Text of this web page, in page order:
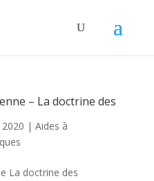
– La doctrine des
| Aides à
La doctrine des